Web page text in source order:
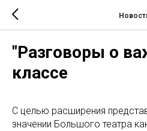
"Разговоры о
классе
С целью расширения
значении Большого театра